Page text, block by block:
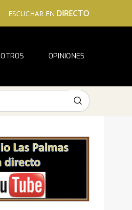
ESCUCHAR EN DIRECTO
OTROS OPINIONES